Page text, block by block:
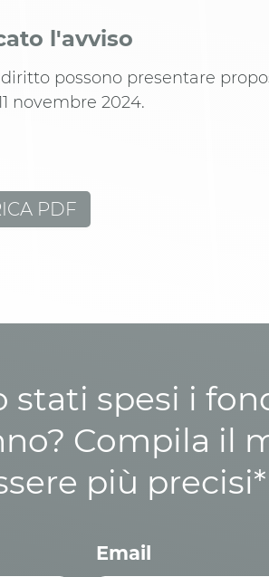
l'avviso
possono presentare
novembre 2024.
PDF
spesi i
Compila il
più precisi*
Email